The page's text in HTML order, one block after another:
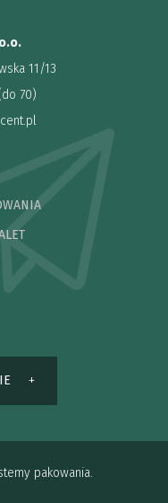
11/13
70)
pakowania.